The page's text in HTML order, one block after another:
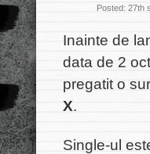
Posted: 27th
Inainte de
data de 2
pregatit o
X.
Single-ul